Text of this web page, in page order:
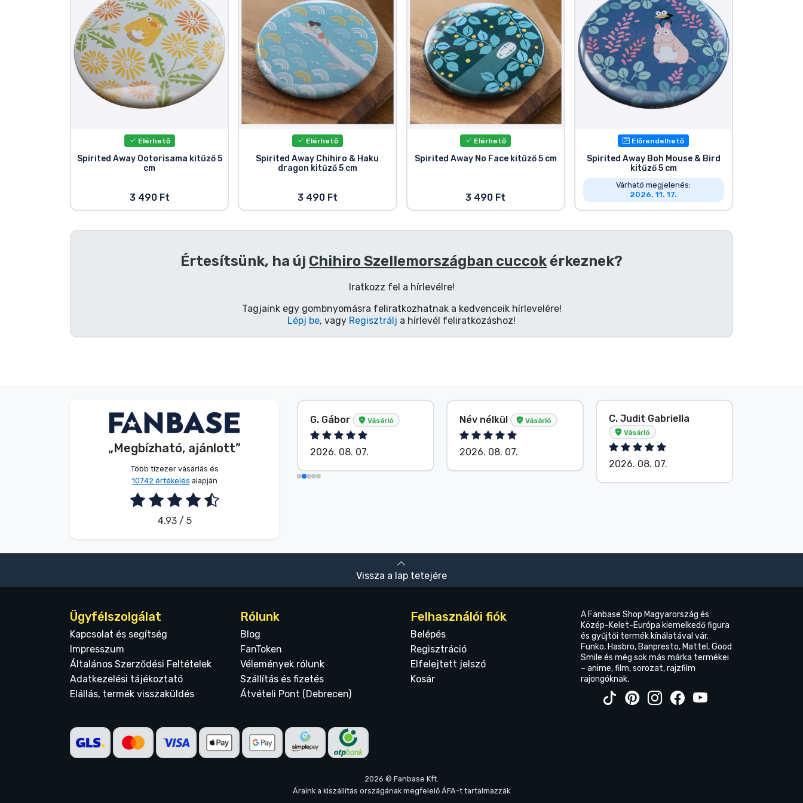
Elérhető
Spirited Away Ootorisama kitűző 5
cm
3 490 Ft
Elérhető
Spirited Away Chihiro & Haku
dragon kitűző 5 cm
3 490 Ft
Elérhető
Spirited Away No Face kitűző 5 cm
3 490 Ft
Előrendelhető
Spirited Away Boh Mouse & Bird
kitűző 5 cm
Várható megjelenés:
2026. 11. 17.
Értesítsünk, ha új Chihiro Szellemországban cuccok érkeznek?
Iratkozz fel a hírlevélre!
Tagjaink egy gombnyomásra feliratkozhatnak a kedvenceik hírlevelére!
Lépj be, vagy Regisztrálj a hírlevél feliratkozáshoz!
„Megbízható, ajánlott”
Több tízezer vásárlás és
10742 értékelés alapján
4.93 / 5
Név nélkül Vásárló
2026. 08. 07.
G. Gábor Vásárló
2026. 08. 07.
Név nélkül Vásárló
2026. 08. 07.
C. Judit Gabriella
Vásárló
2026. 08. 07.
Vissza a lap tetejére
Ügyfélszolgálat
Kapcsolat és segítség
Impresszum
Általános Szerződési Feltételek
Adatkezelési tájékoztató
Elállás, termék visszaküldés
Rólunk
Blog
FanToken
Vélemények rólunk
Szállítás és fizetés
Átvételi Pont (Debrecen)
Felhasználói fiók
Belépés
Regisztráció
Elfelejtett jelszó
Kosár
A Fanbase Shop Magyarország és
Közép-Kelet-Európa kiemelkedő figura
és gyűjtői termék kínálatával vár.
Funko, Hasbro, Banpresto, Mattel, Good
Smile és még sok más márka termékei
– anime, film, sorozat, rajzfilm
rajongóknak.
2026 © Fanbase Kft.
Áraink a kiszállítás országának megfelelő ÁFA-t tartalmazzák
Szállítás és fizetés
Sorozatos cuccok
Filmes cuccok
Sportos cuccok